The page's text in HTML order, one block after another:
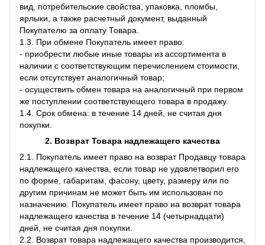
вид, потребительские свойства, упаковка, пломбы,
ярлыки, а также расчетный документ, выданный
Покупателю за оплату Товара.
1.3. При обмене Покупатель имеет право:
- приобрести любые иные товары из ассортимента в
наличии с соответствующим перечислением стоимости,
если отсутствует аналогичный товар;
- осуществить обмен товара на аналогичный при первом
же поступлении соответствующего товара в продажу.
1.4. Срок обмена: в течение 14 дней, не считая дня
покупки.
2. Возврат Товара надлежащего качества
2.1. Покупатель имеет право на возврат Продавцу товара
надлежащего качества, если товар не удовлетворил его
по форме, габаритам, фасону, цвету, размеру или по
другим причинам не может быть им использован по
назначению. Покупатель имеет право на возврат товара
надлежащего качества в течение 14 (четырнадцати)
дней, не считая дня покупки.
2.2. Возврат товара надлежащего качества производится,